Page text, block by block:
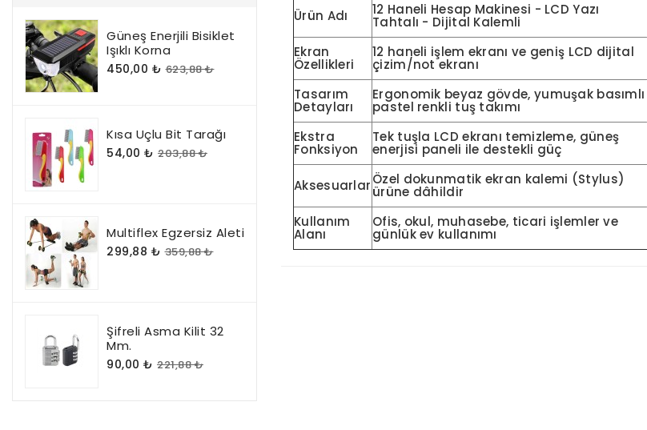
Güneş Enerjili Bisiklet
Işıklı Korna
450,00 ₺ 623,88 ₺
Kısa Uçlu Bit Tarağı
54,00 ₺ 203,88 ₺
Multiflex Egzersiz Aleti
299,88 ₺ 359,88 ₺
Şifreli Asma Kilit 32
Mm.
90,00 ₺ 221,88 ₺
Ürün Adı 12 Haneli Hesap Makinesi - LCD Yazı
Tahtalı - Dijital Kalemli
Ekran
Özellikleri
12 haneli işlem ekranı ve geniş LCD dijital
çizim/not ekranı
Tasarım
Detayları
Ergonomik beyaz gövde, yumuşak basımlı
pastel renkli tuş takımı
Ekstra
Fonksiyon
Tek tuşla LCD ekranı temizleme, güneş
enerjisi paneli ile destekli güç
AksesuarlarÖzel dokunmatik ekran kalemi (Stylus)
ürüne dâhildir
Kullanım
Alanı
Ofis, okul, muhasebe, ticari işlemler ve
günlük ev kullanımı